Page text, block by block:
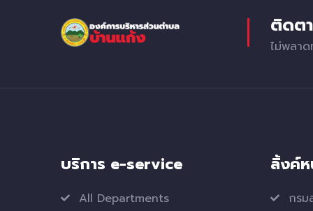
ติดต
ไม่พลาด
บริการ e-service
All Departments
ลิ้งค์
กรม